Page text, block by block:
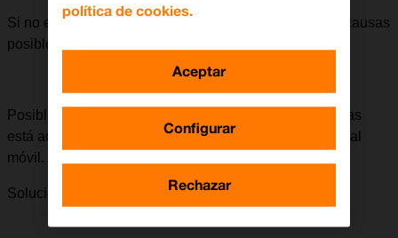
Si no es posible recibir llamadas, puede haber varias causas
posibles al problema.
Posible causa 2 de 3:
Si el desvío de todas las llamadas
está activado, no será posible recibir ninguna llamada al
móvil.
Solución: Cómo cancelar todos los desvíos.
política de cookies.
Configurar
Rechazar
Aceptar